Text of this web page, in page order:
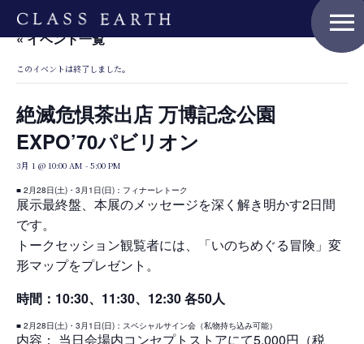
menu
« イベント一覧
このイベントは終了しました。
絶滅危惧茶出店 万博記念公園
EXPO’70パビリオン
3月 1 @ 10:00 AM - 5:00 PM
■ 2月28日(土)・3月1日(日)：フィナーレトーク
展示最終盤、本展のメッセージを深く解き明かす2日間
です。
トークセッション観覧者には、「いのちめぐる冒険」変
形マップをプレゼント。
時間：10:30、11:30、12:30 各50人
■ 2月28日(土)・3月1日(日)：スペシャルサイン会（私物持ち込み可能）
内容： 当日会場内コンセプトストアにて5,000円（税